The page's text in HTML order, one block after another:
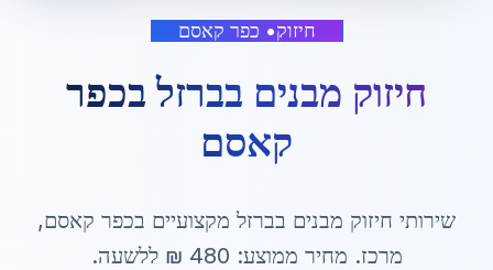
חיזוק• כפר קאסם
חיזוק מבנים בברזלבכפר
קאסם
שירותי חיזוק מבנים בברזל מקצועיים בכפר קאסם,
מרכז. מחיר ממוצע: 480 ₪ ללשעה.